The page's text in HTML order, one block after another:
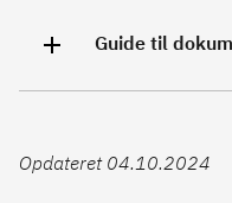
Guide til
Opdateret 04.10.2024